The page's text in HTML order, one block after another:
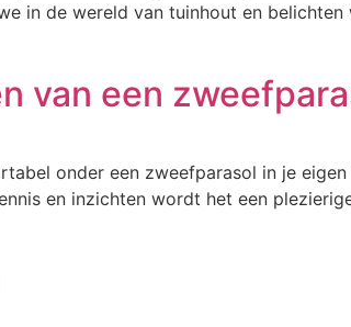
in de wereld van tuinhout en
van een
onder een zweefparasol in je
en inzichten wordt het een